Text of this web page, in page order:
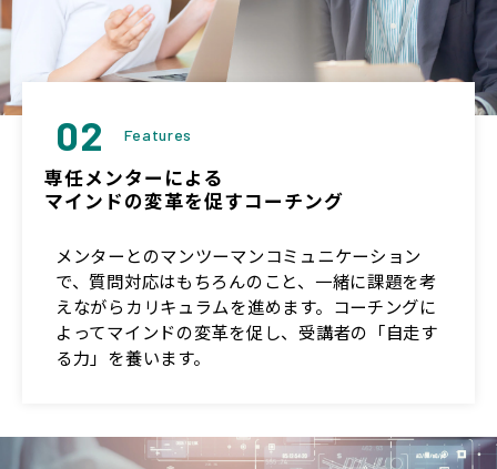
02 Features
専任メンターによる
マインドの変革を促すコーチング
メンターとのマンツーマンコミュニケーション
で、質問対応はもちろんのこと、一緒に課題を考
えながらカリキュラムを進めます。コーチングに
よってマインドの変革を促し、受講者の「自走す
る力」を養います。